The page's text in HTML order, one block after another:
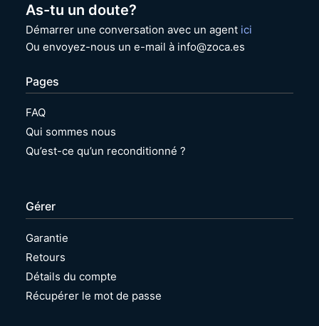
As-tu un doute?
Démarrer une conversation avec un agent ici
Ou envoyez-nous un e-mail à info@zoca.es
Pages
FAQ
Qui sommes nous
Qu’est-ce qu’un reconditionné ?
Gérer
Garantie
Retours
Détails du compte
Récupérer le mot de passe